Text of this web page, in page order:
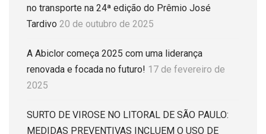
no transporte na 24ª edição do Prêmio José
Tardivo 20 de outubro de 2025
A Abiclor começa 2025 com uma liderança
renovada e focada no futuro! 17 de fevereiro de
2025
SURTO DE VIROSE NO LITORAL DE SÃO PAULO:
MEDIDAS PREVENTIVAS INCLUEM O USO DE